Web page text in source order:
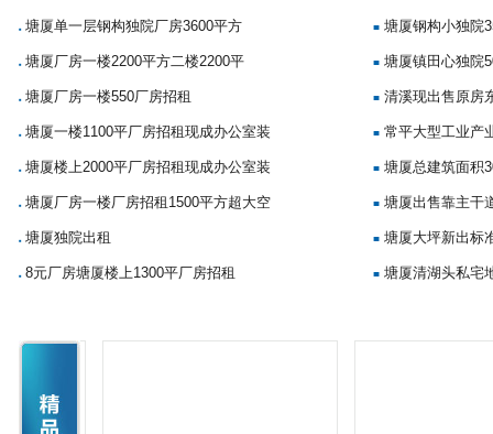
■塘厦单一层钢构独院厂房3600平方
■塘厦厂房一楼2200平方二楼2200平
■塘厦厂房一楼550厂房招租
■塘厦一楼1100平厂房招租现成办公室装
■塘厦楼上2000平厂房招租现成办公室装
■塘厦厂房一楼厂房招租1500平方超大空
■塘厦独院出租
■8元厂房塘厦楼上1300平厂房招租
■ 塘厦钢构小独院
■ 塘厦镇田心独院
■ 清溪现出售原房
■ 常平大型工业产
■ 塘厦总建筑面积
■ 塘厦出售靠主干
■ 塘厦大坪新出标
■ 塘厦清湖头私宅